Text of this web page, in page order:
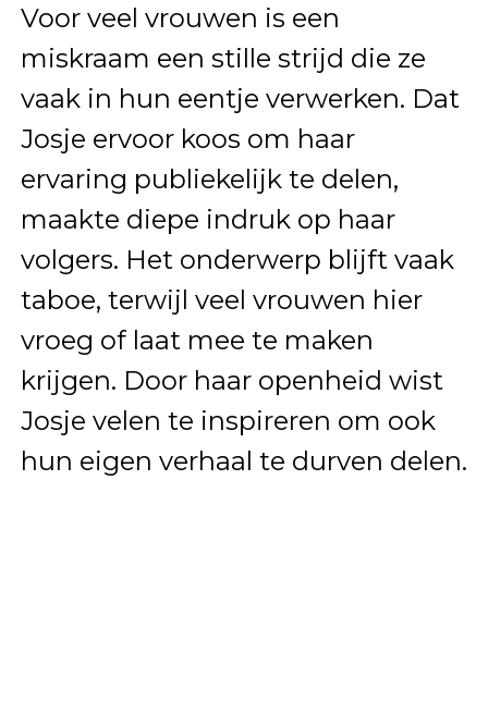
Voor veel vrouwen is een
miskraam een stille strijd die ze
vaak in hun eentje verwerken. Dat
Josje ervoor koos om haar
ervaring publiekelijk te delen,
maakte diepe indruk op haar
volgers. Het onderwerp blijft vaak
taboe, terwijl veel vrouwen hier
vroeg of laat mee te maken
krijgen. Door haar openheid wist
Josje velen te inspireren om ook
hun eigen verhaal te durven delen.